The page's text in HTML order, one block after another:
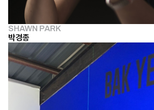
SHAWN PARK
박경종